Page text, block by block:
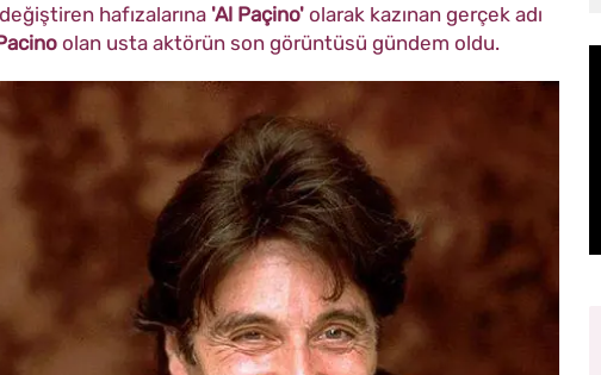
hafızalarına 'Al Paçino' olarak kazınan gerçek adı
olan usta aktörün son görüntüsü gündem oldu.